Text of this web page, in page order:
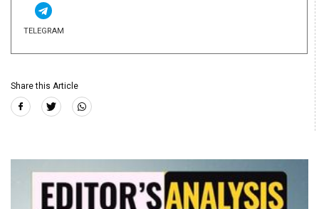
TELEGRAM
Share this Article